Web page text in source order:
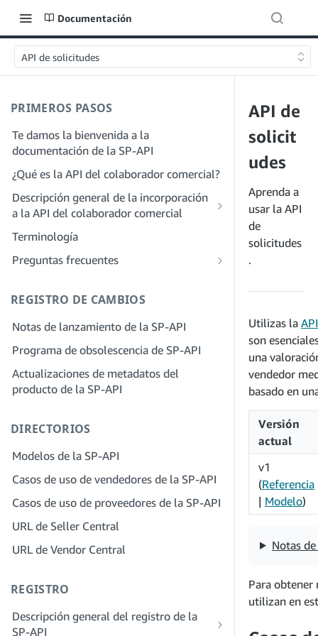
Documentación
API de solicitudes
PRIMEROS PASOS
Te damos la bienvenida a la
documentación de la SP-API
¿Qué es la API del colaborador comercial?
Descripción general de la incorporación
a la API del colaborador comercial
Incorporación como desarrollador
Paso 4: Registra una aplicación de
entorno aislado
Paso 5: Realiza tu primera llamada al
entorno aislado de la SP-API
autorización
Paso 7: Registra tu aplicación de
producción
Paso 9: Prueba tu aplicación
Paso 10: Incluye tu solicitud
Incorporación como proveedor de
servicios
y permisos para proveedores de
servicios
Paso 2: Crea una cuenta en el portal de
proveedores de soluciones para tu
empresa
Paso 3: Verifica tu identidad
de tu empresa
Paso 5: Solicita roles en Seller Central
Paso 6: Invita a los empleados a tu
cuenta
Paso 7: Conéctate con los vendedores
Paso 8. Incluye tu servicio en la red de
Terminología
Preguntas frecuentes
SP-API
proveedores de soluciones
REGISTRO DE CAMBIOS
Notas de lanzamiento de la SP-API
Programa de obsolescencia de SP-API
Actualizaciones de metadatos del
producto de la SP-API
DIRECTORIOS
Modelos de la SP-API
Casos de uso de vendedores de la SP-API
Casos de uso de proveedores de la SP-API
URL de Seller Central
URL de Vendor Central
REGISTRO
Descripción general del registro de la
SP-API
API de
solicit
udes
Aprenda a
usar la API
de
solicitudes
.
Utilizas la
son
una
vendedor
basado en
Versión
actual
v1
(Referencia
| Modelo)
Notas
Para obtener
utilizan en